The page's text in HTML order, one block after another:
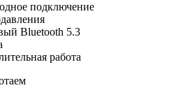
подключение
Bluetooth 5.3
работа